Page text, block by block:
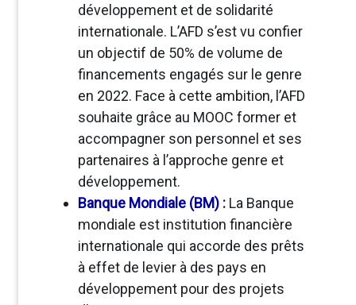
développement et de solidarité
internationale. L’AFD s’est vu confier
un objectif de 50% de volume de
financements engagés sur le genre
en 2022. Face à cette ambition, l’AFD
souhaite grâce au MOOC former et
accompagner son personnel et ses
partenaires à l’approche genre et
développement.
Banque Mondiale (BM) : La Banque
mondiale est institution financière
internationale qui accorde des prêts
à effet de levier à des pays en
développement pour des projets